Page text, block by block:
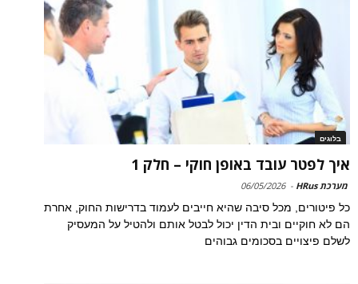
בלוגים
איך לפטר עובד באופן חוקי – חלק 1
מערכת HRus -
06/05/2026
כל פיטורים, מכל סיבה שהיא חייבים לעמוד בדרישות החוק, אחרת
הם לא חוקיים ובית הדין יכול לבטל אותם ולהטיל על המעסיק
לשלם פיצויים בסכומים גבוהים